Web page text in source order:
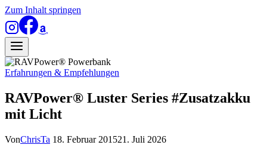
Zum Inhalt springen
Erfahrungen & Empfehlungen
RAVPower® Luster Series #Zusatzakku
mit Licht
VonChrisTa 18. Februar 201521. Juli 2026